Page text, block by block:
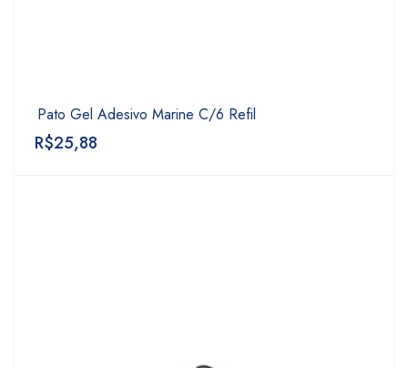
Pato Gel Adesivo Marine C/6 Refil
R$25,88